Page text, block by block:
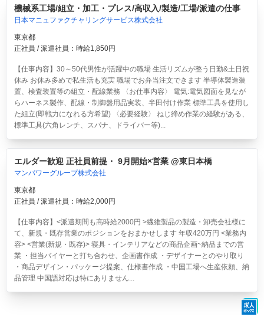
機械系工場/組立・加工・プレス/高収入/製造/工場/派遣の仕事
日本マニュファクチャリングサービス株式会社
東京都
正社員 / 派遣社員：時給1,850円
【仕事内容】30～50代男性が活躍中の職場 生活リズムが整う日勤&土日祝
休み お休み多めで私生活も充実 職場でお弁当注文できます 半導体製造装
置、検査装置等の組立・配線業務 〈お仕事内容〉 電気:電気図面を見なが
らハーネス製作、配線・制御盤用品実装、半田付け作業 標準工具を使用し
た組立(即戦力になれる方希望) 〈必要経験〉 ねじ締め作業の経験がある、
標準工具(六角レンチ、スパナ、ドライバー等)...
エルダー歓迎 正社員前提・ 9月開始×営業 @東日本橋
マンパワーグループ株式会社
東京都
正社員 / 派遣社員：時給2,000円
【仕事内容】<派遣期間も高時給2000円 >繊維製品の製造・卸売会社様に
て、新規・既存営業のポジションをおまかせします 年収420万円 <業務内
容> <営業(新規・既存)> 寝具・インテリアなどの商品企画~納品までの営
業 ・担当バイヤーと打ち合わせ、企画書作成 ・デザイナーとのやり取り
・商品デザイン・パッケージ提案、仕様書作成 ・中国工場へ生産依頼、納
品管理 中国語対応は特にありません...